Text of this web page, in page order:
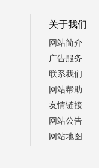
关于我们
网站简介
广告服务
联系我们
网站帮助
友情链接
网站公告
网站地图